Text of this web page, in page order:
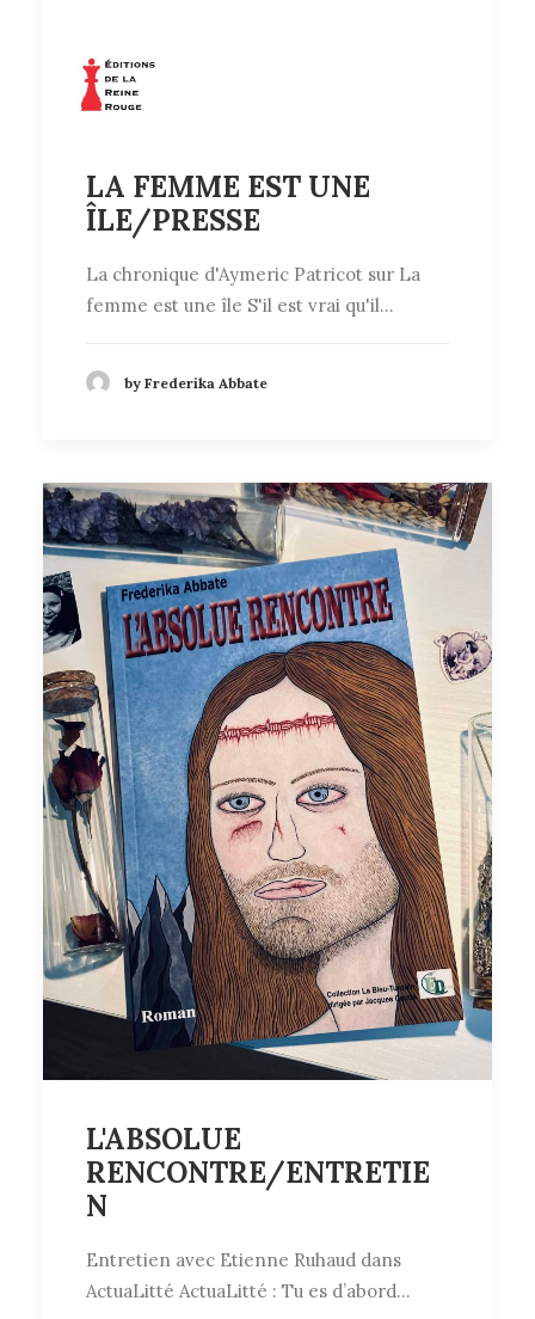
LA FEMME EST UNE
ÎLE/PRESSE
La chronique d'Aymeric Patricot sur La
femme est une île S'il est vrai qu'il…
by Frederika Abbate
L'ABSOLUE
RENCONTRE/ENTRETIE
N
Entretien avec Etienne Ruhaud dans
ActuaLitté ActuaLitté : Tu es d’abord…